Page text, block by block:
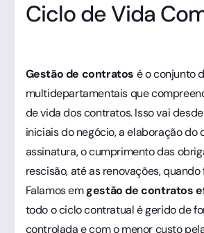
Ciclo de Vida
Gestão de contratos é o conjunto
multidepartamentais que
de vida dos contratos. Isso vai
iniciais do negócio, a elaboração do
assinatura, o cumprimento das
rescisão, até as renovações, quando
Falamos emgestão de contratos
todo o ciclo contratual é gerido de
controlada e com o menor custo